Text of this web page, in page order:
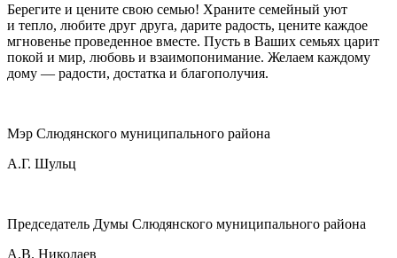
Берегите и цените свою семью! Храните семейный уют
и тепло, любите друг друга, дарите радость, цените каждое
мгновенье проведенное вместе. Пусть в Ваших семьях царит
покой и мир, любовь и взаимопонимание. Желаем каждому
дому — радости, достатка и благополучия.
Мэр Слюдянского муниципального района
А.Г. Шульц
Председатель Думы Слюдянского муниципального района
А.В. Николаев